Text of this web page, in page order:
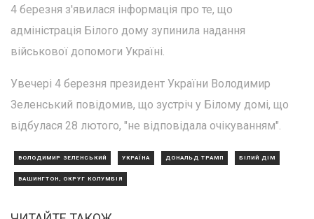
4 березня з'явилася інформація про те, що
адміністрація Білого дому зупинила надання
військової допомоги Україні.
Увечері 4 березня президент України Володимир
Зеленський повідомив, що зустріч у Білому домі, що
відбулася 28 лютого, "не відповідала очікуванням".
ВОЛОДИМИР ЗЕЛЕНСЬКИЙ УКРАЇНА ДОНАЛЬД ТРАМП БІЛИЙ ДІМ
ВАШИНГТОН, ОКРУГ КОЛУМБІЯ